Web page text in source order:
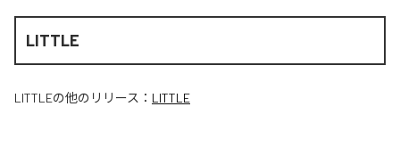
LITTLE
LITTLEの他のリリース： LITTLE